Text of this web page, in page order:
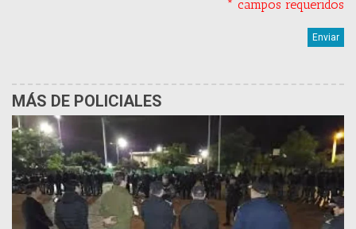
* campos requeridos
MÁS DE POLICIALES